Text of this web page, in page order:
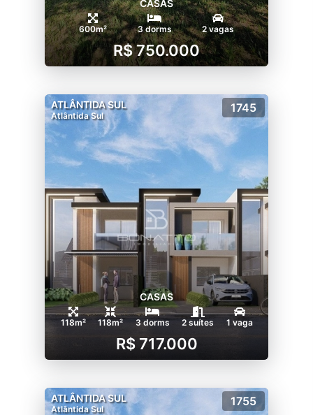
CASAS
600m² 3 dorms 2 vagas
R$ 750.000
ATLÂNTIDA SUL
Atlântida Sul
1745
CASAS
118m² 118m² 3 dorms 2 suítes 1 vaga
R$ 717.000
ATLÂNTIDA SUL
Atlântida Sul
1755